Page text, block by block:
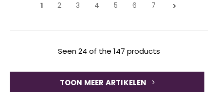
1 2 3 4 5 6 7
Seen 24 of the 147 products
TOON MEER ARTIKELEN